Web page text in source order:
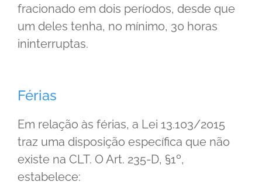
fracionado em dois períodos, desde que
um deles tenha, no mínimo, 30 horas
ininterruptas.
Férias
Em relação às férias, a Lei 13.103/2015
traz uma disposição específica que não
existe na CLT. O Art. 235-D, §1º,
estabelece: